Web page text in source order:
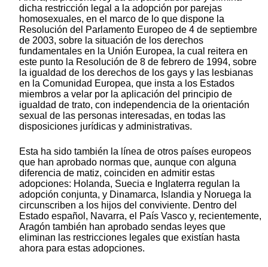
dicha restricción legal a la adopción por parejas
homosexuales, en el marco de lo que dispone la
Resolución del Parlamento Europeo de 4 de septiembre
de 2003, sobre la situación de los derechos
fundamentales en la Unión Europea, la cual reitera en
este punto la Resolución de 8 de febrero de 1994, sobre
la igualdad de los derechos de los gays y las lesbianas
en la Comunidad Europea, que insta a los Estados
miembros a velar por la aplicación del principio de
igualdad de trato, con independencia de la orientación
sexual de las personas interesadas, en todas las
disposiciones jurídicas y administrativas.
Esta ha sido también la línea de otros países europeos
que han aprobado normas que, aunque con alguna
diferencia de matiz, coinciden en admitir estas
adopciones: Holanda, Suecia e Inglaterra regulan la
adopción conjunta, y Dinamarca, Islandia y Noruega la
circunscriben a los hijos del conviviente. Dentro del
Estado español, Navarra, el País Vasco y, recientemente,
Aragón también han aprobado sendas leyes que
eliminan las restricciones legales que existían hasta
ahora para estas adopciones.